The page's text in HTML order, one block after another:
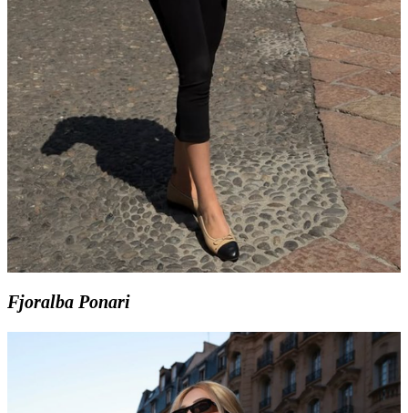
Fjoralba Ponari